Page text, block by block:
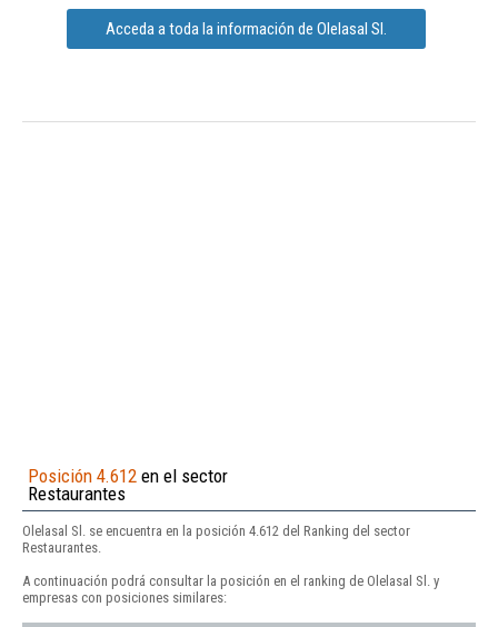
Acceda a toda la información de Olelasal Sl.
Posición 4.612 en el sector
Restaurantes
Olelasal Sl. se encuentra en la posición 4.612 del Ranking del sector
Restaurantes.
A continuación podrá consultar la posición en el ranking de Olelasal Sl. y
empresas con posiciones similares: